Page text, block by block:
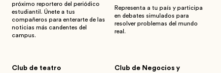
próximo reportero del periódico
estudiantil. Únete a tus
compañeros para enterarte de las
noticias más candentes del
campus.
Representa a tu país y participa
en debates simulados para
resolver problemas del mundo
real.
Club de teatro
Club de Negocios y